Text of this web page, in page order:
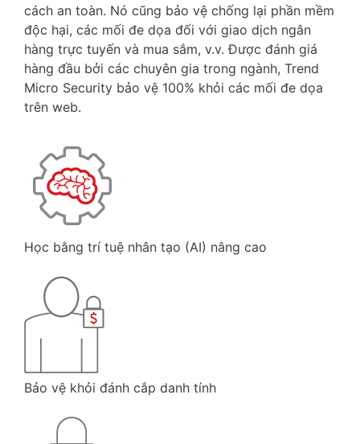
cách an toàn. Nó cũng bảo vệ chống lại phần mềm
độc hại, các mối đe dọa đối với giao dịch ngân
hàng trực tuyến và mua sắm, v.v. Được đánh giá
hàng đầu bởi các chuyên gia trong ngành, Trend
Micro Security bảo vệ 100% khỏi các mối đe dọa
trên web.
Học bằng trí tuệ nhân tạo (AI) nâng cao
Bảo vệ khỏi đánh cắp danh tính